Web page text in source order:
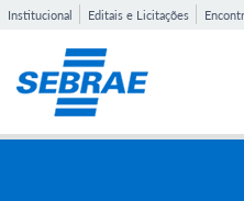
Institucional Editais e Licitações